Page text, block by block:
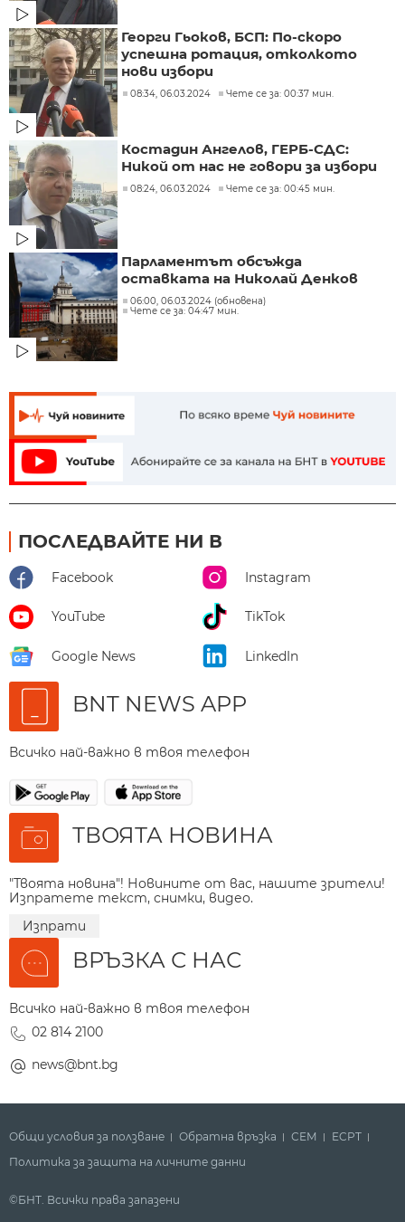
Георги Гьоков, БСП: По-скоро
успешна ротация, отколкото
нови избори
08:34, 06.03.2024 Чете се за: 00:37 мин.
Костадин Ангелов, ГЕРБ-СДС:
Никой от нас не говори за избори
08:24, 06.03.2024 Чете се за: 00:45 мин.
Парламентът обсъжда
оставката на Николай Денков
06:00, 06.03.2024 (обновена)
Чете се за: 04:47 мин.
ПОСЛЕДВАЙТЕ НИ В
Facebook Instagram
YouTube TikTok
Google News LinkedIn
BNT NEWS APP
Всичко най-важно в твоя телефон
ТВОЯТА НОВИНА
"Твоята новина"! Новините от вас, нашите зрители!
Изпратете текст, снимки, видео.
Изпрати
ВРЪЗКА С НАС
Всичко най-важно в твоя телефон
02 814 2100
news@bnt.bg
Общи условия за ползване Обратна връзка СЕМ
ECPT
Политика за защита на личните данни
©БНТ. Всички права запазени